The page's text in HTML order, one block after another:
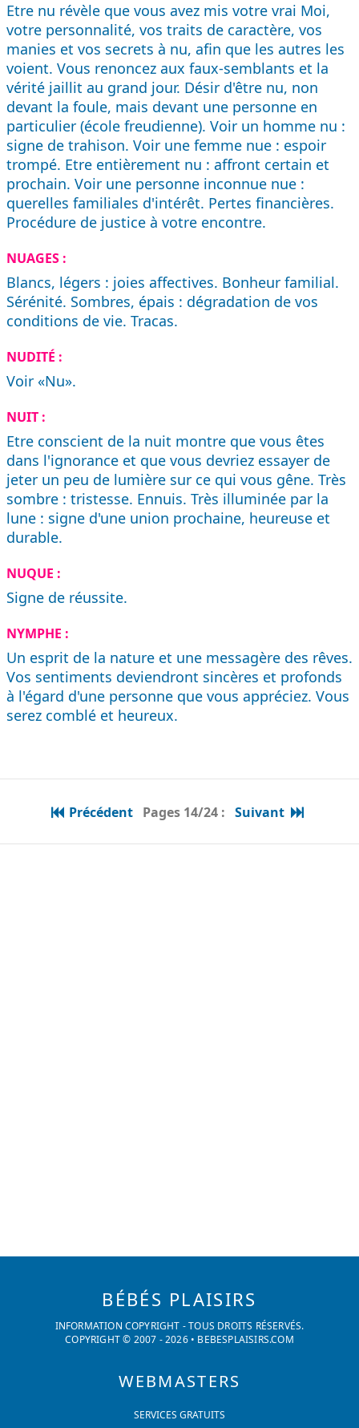
Etre nu révèle que vous avez mis votre vrai Moi,
votre personnalité, vos traits de caractère, vos
manies et vos secrets à nu, afin que les autres les
voient. Vous renoncez aux faux-semblants et la
vérité jaillit au grand jour. Désir d'être nu, non
devant la foule, mais devant une personne en
particulier (école freudienne). Voir un homme nu :
signe de trahison. Voir une femme nue : espoir
trompé. Etre entièrement nu : affront certain et
prochain. Voir une personne inconnue nue :
querelles familiales d'intérêt. Pertes financières.
Procédure de justice à votre encontre.
NUAGES :
Blancs, légers : joies affectives. Bonheur familial.
Sérénité. Sombres, épais : dégradation de vos
conditions de vie. Tracas.
NUDITÉ :
Voir «Nu».
NUIT :
Etre conscient de la nuit montre que vous êtes
dans l'ignorance et que vous devriez essayer de
jeter un peu de lumière sur ce qui vous gêne. Très
sombre : tristesse. Ennuis. Très illuminée par la
lune : signe d'une union prochaine, heureuse et
durable.
NUQUE :
Signe de réussite.
NYMPHE :
Un esprit de la nature et une messagère des rêves.
Vos sentiments deviendront sincères et profonds
à l'égard d'une personne que vous appréciez. Vous
serez comblé et heureux.
Précédent Pages 14/24 : Suivant
BÉBÉS PLAISIRS
INFORMATION COPYRIGHT - TOUS DROITS RÉSERVÉS.
COPYRIGHT © 2007 -2026• BEBESPLAISIRS.COM
WEBMASTERS
SERVICES GRATUITS